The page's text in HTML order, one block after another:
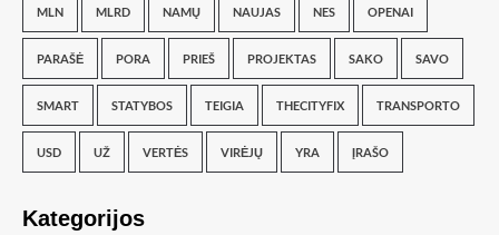
MLN MLRD NAMŲ NAUJAS NES OPENAI
PARAŠĖ PORA PRIEŠ PROJEKTAS SAKO SAVO
SMART STATYBOS TEIGIA THECITYFIX TRANSPORTO
USD UŽ VERTĖS VIRĖJŲ YRA ĮRAŠO
Kategorijos